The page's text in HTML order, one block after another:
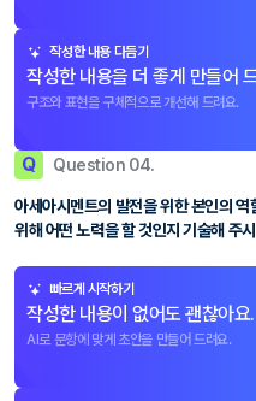
작성한 내용 다듬기
작성한 내용을 더 좋게 만들어
구조와 표현을 구체적으로 개선해 드려요.
Q Question 04.
아세아시멘트의 발전을 위한 본인의
위해 어떤 노력을 할 것인지 기술해 주
빠르게 시작하기
작성한 내용이 없어도 괜찮아요.
AI로 문항에 맞게 초안을 만들어 드려요.